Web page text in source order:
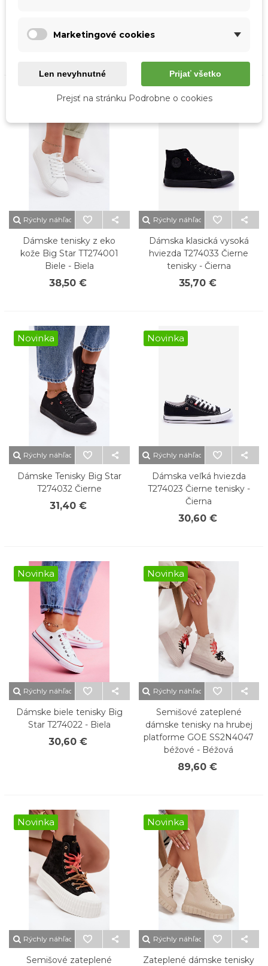
Béžová
Rýchly náhľad
Dámske tenisky z eko
kože Big Star TT274001
Biele - Biela
38,50 €
Novinka
Rýchly náhľad
Dámska klasická vysoká
hviezda T274033 Čierne
tenisky - Čierna
35,70 €
Novinka
Rýchly náhľad
Dámske Tenisky Big Star
T274032 Čierne
31,40 €
Novinka
Rýchly náhľad
Dámska veľká hviezda
T274023 Čierne tenisky -
Čierna
30,60 €
Novinka
Rýchly náhľad
Dámske biele tenisky Big
Star T274022 - Biela
30,60 €
Novinka
Rýchly náhľad
Semišové zateplené
dámske tenisky na hrubej
platforme GOE SS2N4047
béžové - Béžová
89,60 €
Novinka
Rýchly náhľad
Semišové zateplené
Novinka
Rýchly náhľad
Zateplené dámske tenisky
Marketingové cookies
Len nevyhnutné Prijať všetko
Prejsť na stránku Podrobne o cookies